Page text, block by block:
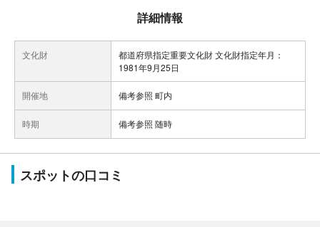
詳細情報
文化財
都道府県指定重要文化財 文化財指定年月：
1981年9月25日
開催地 備考参照 町内
時期 備考参照 随時
スポットの口コミ